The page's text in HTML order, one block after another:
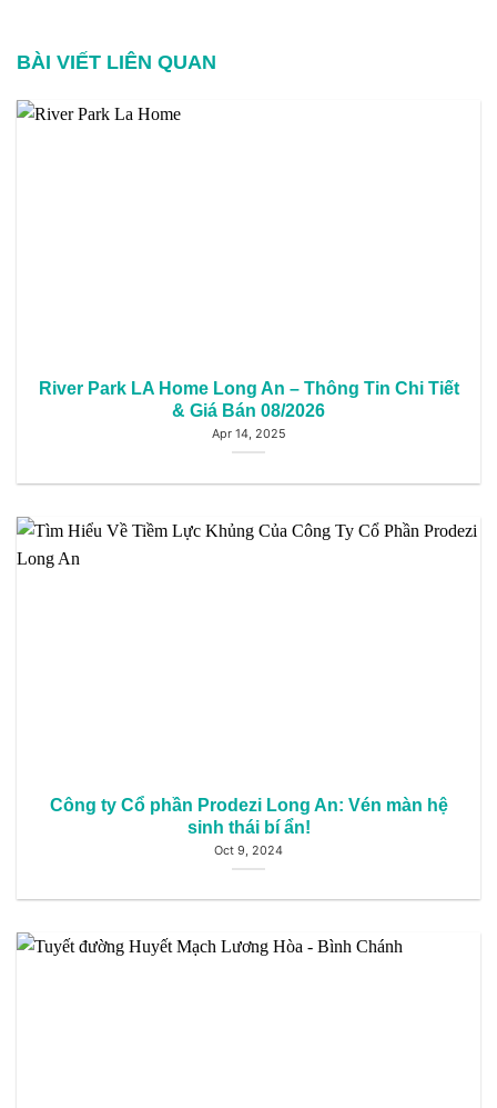
BÀI VIẾT LIÊN QUAN
River Park LA Home Long An – Thông Tin Chi Tiết
& Giá Bán 08/2026
Apr 14, 2025
Công ty Cổ phần Prodezi Long An: Vén màn hệ
sinh thái bí ẩn!
Oct 9, 2024